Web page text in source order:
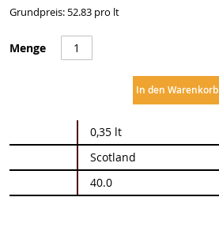
Grundpreis: 52.83 pro lt
Menge
In den Warenkorb
Informationen
0,35 lt
Scotland
40.0